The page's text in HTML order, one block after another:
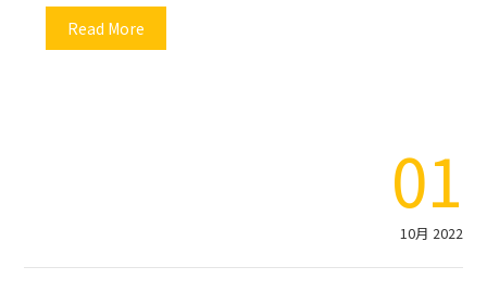
Read More
01
10月 2022